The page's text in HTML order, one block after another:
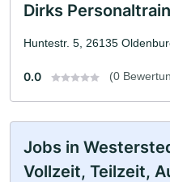
Dirks
Huntestr. 5, 26135
0.0 (0
Jobs in
Vollzeit, Teilzeit,